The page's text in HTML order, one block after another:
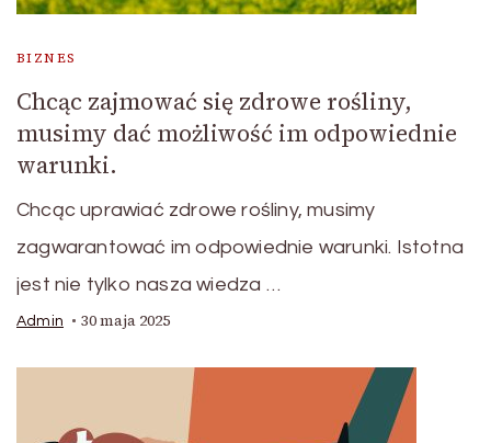
BIZNES
Chcąc zajmować się zdrowe rośliny,
musimy dać możliwość im odpowiednie
warunki.
Chcąc uprawiać zdrowe rośliny, musimy
zagwarantować im odpowiednie warunki. Istotna
jest nie tylko nasza wiedza …
Admin 30 maja 2025